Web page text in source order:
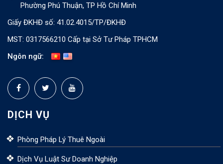
Phường Phú Thuận, TP Hồ Chí Minh
Giấy ĐKHĐ số: 41.02.4015/TP/ĐKHĐ
MST: 0317566210 Cấp tại Sở Tư Pháp TPHCM
Ngôn ngữ:
DỊCH VỤ
Phòng Pháp Lý Thuê Ngoài
Dịch Vụ Luật Sư Doanh Nghiệp